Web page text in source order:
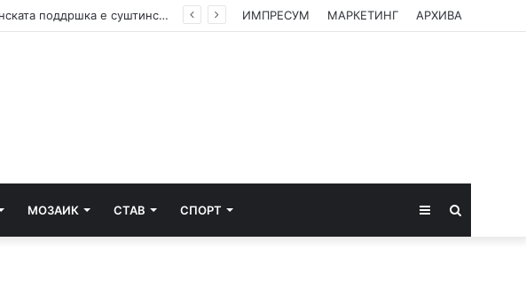
(ФОТО) Ахмети на средба со в.д. амбасадорката на САД: Американската поддршка е суштинска за зачувување на духот на Охридскиот договор ИМПРЕСУМ МАРКЕТИНГ АРХИВА
МОЗАИК СТАВ СПОРТ Sidebar